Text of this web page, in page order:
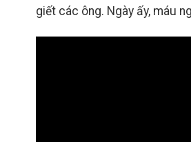
giết các ông. Ngày ấy, máu